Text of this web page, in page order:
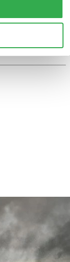
pripravuje
vernejší predlohe